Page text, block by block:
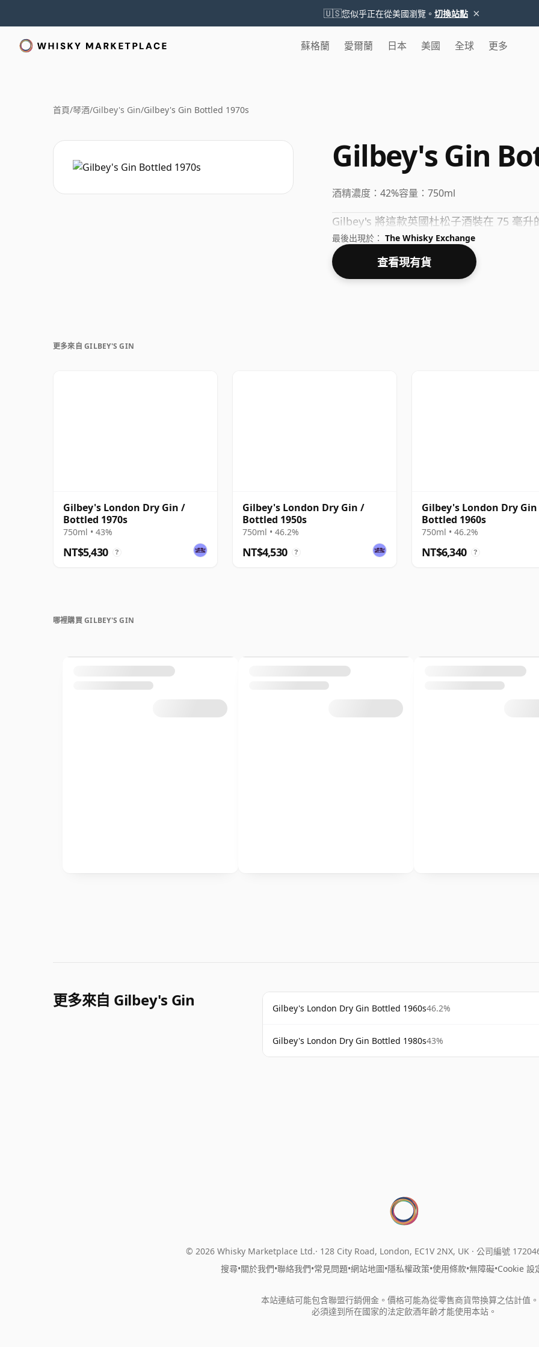
🇺🇸您似乎正在從美國瀏覽。 切換站點 ×
蘇格蘭 愛爾蘭 日本 美國 全球 更多
首頁/琴酒/Gilbey's Gin/Gilbey's Gin Bottled 1970s
Gilbey's Gin
酒精濃度： 42%容量： 750ml
Gilbey's 將這款英國杜松子酒裝在 75 毫
最後出現於： The Whisky Exchange
查看現有貨
更多來自 GILBEY'S GIN
Gilbey's London Dry Gin /
Bottled 1970s
750ml • 43%
NT$5,430 ?
Gilbey's London Dry Gin /
Bottled 1950s
750ml • 46.2%
NT$4,530 ?
Gilbey's London Dry
Bottled 1960s
750ml • 46.2%
NT$6,340 ?
哪裡購買 GILBEY'S GIN
更多來自 Gilbey's Gin Gilbey's London Dry Gin Bottled 1960s46.2%
Gilbey's London Dry Gin Bottled 1980s43%
© 2026 Whisky Marketplace Ltd. 128 City Road, London, EC1V 2NX, UK · 公司編號
搜尋•關於我們•聯絡我們•常見問題•網站地圖•隱私權政策•使用條款•無障礙•Cookie 設
本站連結可能包含聯盟行銷佣金。價格可能為從零售商貨幣換算之估計值
必須達到所在國家的法定飲酒年齡才能使用本站。